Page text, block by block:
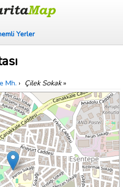
Yerler
Mh. › Çilek Sokak»